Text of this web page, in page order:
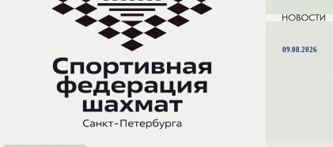
09.08.2026